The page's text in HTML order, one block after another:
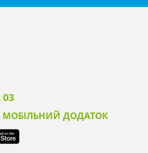
03
ДОДАТОК